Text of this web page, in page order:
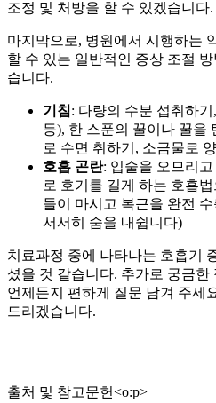
조정 및 처방을 할 수 있겠습니다.
마지막으로, 병원에서 시행하는
할 수 있는 일반적인 증상 조절
습니다.
기침: 다량의 수분 섭취하
등), 한 스푼의 꿀이나 꿀을
로 수면 취하기, 소금물로 양
호흡 곤란: 입술을 오므리
로 호기를 길게 하는 호흡
들이 마시고 복근을 완전
서서히 숨을 내쉽니다)
치료과정 중에 나타나는 호흡기
셨을 것 같습니다. 추가로 궁금한
언제든지 편하게 질문 남겨 주세
드리겠습니다.
출처 및 참고문헌<o:p>